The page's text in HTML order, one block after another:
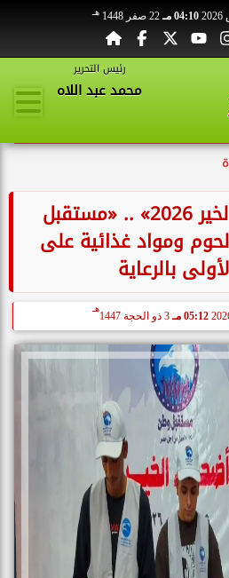
04:10 مـ 22 صفر 1448 هـ
رئيس التحرير
محمد عبد اللاه
فعالية «أضحي الخير 2026» .. «مستقبل
ومواد غذائية على
بالرعاية
05:12 مـ 3 ذو الحجة 1447
هـ